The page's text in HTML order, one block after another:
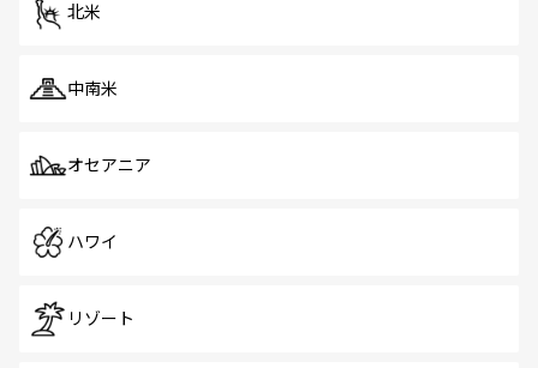
北米
中南米
オセアニア
ハワイ
リゾート